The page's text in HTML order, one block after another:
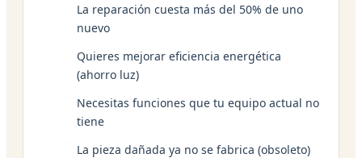
La reparación cuesta más del 50% de uno
nuevo
Quieres mejorar eficiencia energética
(ahorro luz)
Necesitas funciones que tu equipo actual no
tiene
La pieza dañada ya no se fabrica (obsoleto)